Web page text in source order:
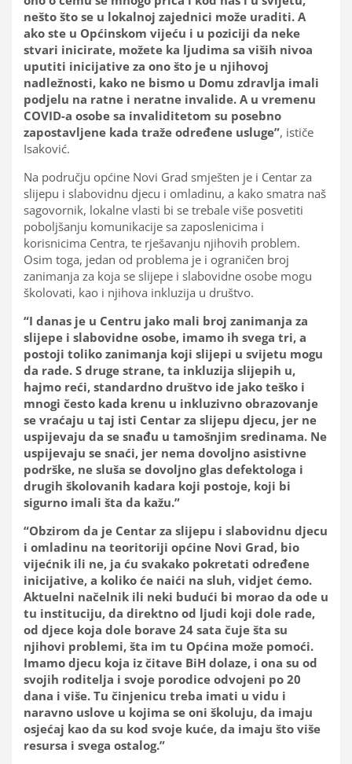
nešto što se u lokalnoj zajednici može uraditi. A
ako ste u Općinskom vijeću i u poziciji da neke
stvari inicirate, možete ka ljudima sa viših nivoa
uputiti inicijative za ono što je u njihovoj
nadležnosti, kako ne bismo u Domu zdravlja imali
podjelu na ratne i neratne invalide. A u vremenu
COVID-a osobe sa invaliditetom su posebno
zapostavljene kada traže određene usluge”, ističe
Isaković.
Na području općine Novi Grad smješten je i Centar za
slijepu i slabovidnu djecu i omladinu, a kako smatra naš
sagovornik, lokalne vlasti bi se trebale više posvetiti
poboljšanju komunikacije sa zaposlenicima i
korisnicima Centra, te rješavanju njihovih problem.
Osim toga, jedan od problema je i ograničen broj
zanimanja za koja se slijepe i slabovidne osobe mogu
školovati, kao i njihova inkluzija u društvo.
“I danas je u Centru jako mali broj zanimanja za
slijepe i slabovidne osobe, imamo ih svega tri, a
postoji toliko zanimanja koji slijepi u svijetu mogu
da rade. S druge strane, ta inkluzija slijepih u,
hajmo reći, standardno društvo ide jako teško i
mnogi često kada krenu u inkluzivno obrazovanje
se vraćaju u taj isti Centar za slijepu djecu, jer ne
uspijevaju da se snađu u tamošnjim sredinama. Ne
uspijevaju se snaći, jer nema dovoljno asistivne
podrške, ne sluša se dovoljno glas defektologa i
drugih školovanih kadara koji postoje, koji bi
sigurno imali šta da kažu.”
“Obzirom da je Centar za slijepu i slabovidnu djecu
i omladinu na teoritoriji općine Novi Grad, bio
vijećnik ili ne, ja ću svakako pokretati određene
inicijative, a koliko će naići na sluh, vidjet ćemo.
Aktuelni načelnik ili neki budući bi morao da ode u
tu instituciju, da direktno od ljudi koji dole rade,
od djece koja dole borave 24 sata čuje šta su
njihovi problemi, šta im tu Općina može pomoći.
Imamo djecu koja iz čitave BiH dolaze, i ona su od
svojih roditelja i svoje porodice odvojeni po 20
dana i više. Tu činjenicu treba imati u vidu i
naravno uslove u kojima se oni školuju, da imaju
osjećaj kao da su kod svoje kuće, da imaju što više
resursa i svega ostalog.”